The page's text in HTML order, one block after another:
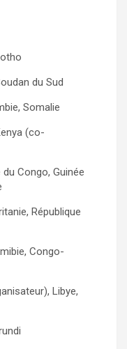
du Sud
Somalie
(co-
Congo, Guinée
République
Congo-
Libye,